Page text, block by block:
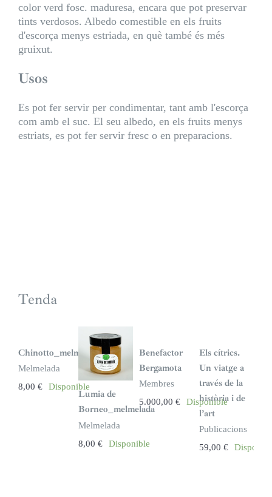
color verd fosc. maduresa, encara que pot preservar
tints verdosos. Albedo comestible en els fruits
d'escorça menys estriada, en què també és més
gruixut.
Usos
Es pot fer servir per condimentar, tant amb l'escorça
com amb el suc. El seu albedo, en els fruits menys
estriats, es pot fer servir fresc o en preparacions.
Tenda
Chinotto_melmelada
Melmelada
8,00 € Disponible
Lumia de
Borneo_melmelada
Melmelada
8,00€ Disponible
Benefactor
Bergamota
Membres
5.000,00 € Disponible
Els cítrics.
Un viatge a
través de la
història i de
l’art
Publicacions
59,00€